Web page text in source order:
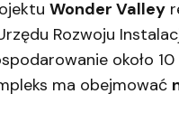
Wonder Valley
Rozwoju
około
ma obejmować